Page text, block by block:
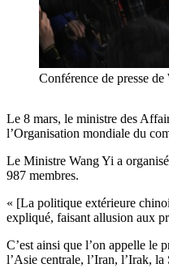
Conférence de presse
Le 8 mars, le ministre des
l’Organisation mondiale du
Le Ministre Wang Yi a
987 membres.
« [La politique extérieure
expliqué, faisant allusion aux
C’est ainsi que l’on appelle le
l’Asie centrale, l’Iran, l’Irak,